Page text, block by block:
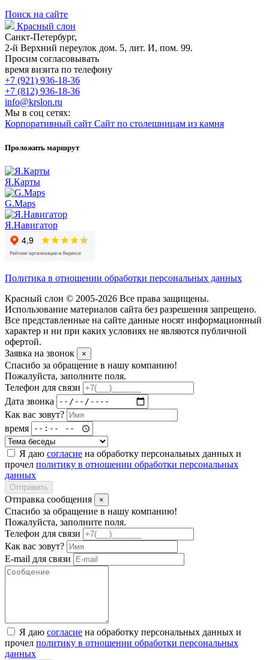
Поиск на сайте
Красный слон
Санкт-Петербург,
2-й Верхний переулок дом. 5, лит. И, пом. 99.
Просим согласовывать
время визита по телефону
+7 (921) 936-18-36
+7 (812) 936-18-36
info@krslon.ru
Мы в соц сетях:
Корпоративный сайт Сайт по столешницам из камня
Проложить маршрут
Я.Карты
G.Maps
Я.Навигатор
Политика в отношении обработки персональных данных
Красный слон © 2005-2026 Все права защищены.
Использование материалов сайта без разрешения запрещено.
Все представленные на сайте данные носят информационный
характер и ни при каких условиях не являются публичной
офертой.
Заявка на звонок
×
Спасибо за обращение в нашу компанию!
Пожалуйста, заполните поля.
Телефон для связи
Дата звонка
Как вас зовут?
время
Я даю согласие на обработку персональных данных и
прочел политику в отношении обработки персональных
данных
Отправить
Отправка сообщения ×
Спасибо за обращение в нашу компанию!
Пожалуйста, заполните поля.
Телефон для связи
Как вас зовут?
E-mail для связи
Я даю согласие на обработку персональных данных и
прочел политику в отношении обработки персональных
данных